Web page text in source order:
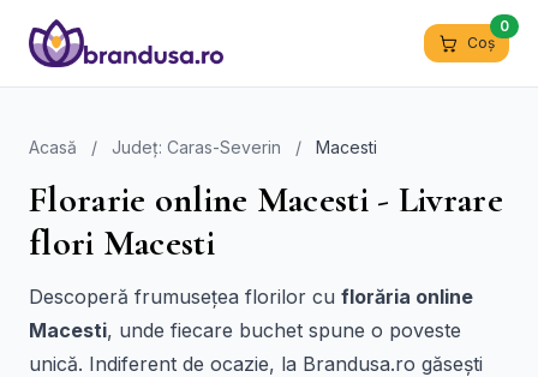
Coș
0
Acasă / Județ: Caras-Severin / Macesti
Florarie online Macesti - Livrare
flori Macesti
Descoperă frumusețea florilor cu florăria online
Macesti, unde fiecare buchet spune o poveste
unică. Indiferent de ocazie, la Brandusa.ro găsești